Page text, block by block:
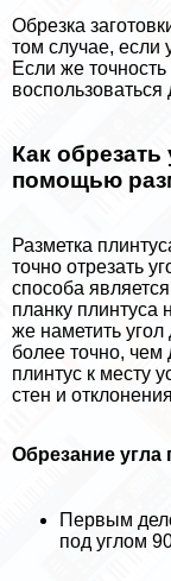
Обрезка
том случае, если
Если же
Как обрезать
помощью
Разметка
точно отрезать
способа
планку плинтуса
же наметить
более точно,
плинтус к месту
стен и
Обрезание угла
Первым
под углом